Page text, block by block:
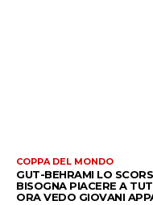
COPPA DEL MONDO
GUT-BEHRAMI LO
BISOGNA PIACERE A
ORA VEDO GIOVANI